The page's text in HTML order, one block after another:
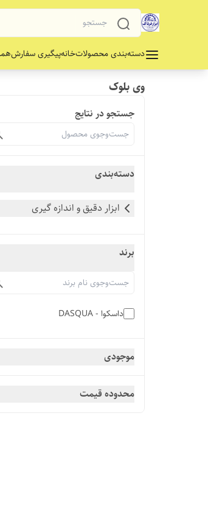
دسته‌بندی محصولاتخانهپیگیری سفارش
وی بلوک
جستجو در نتایج
دسته‌بندی
ابزار دقیق و اندازه گیری
برند
داسکوا - DASQUA
موجودی
محدوده قیمت